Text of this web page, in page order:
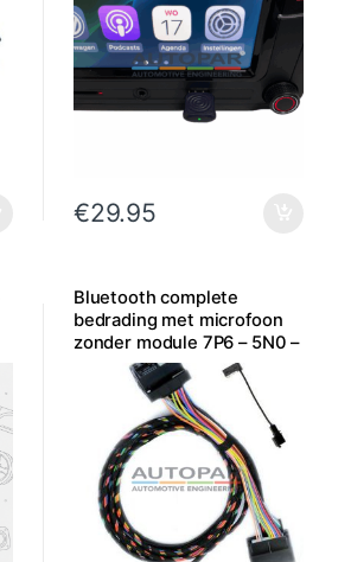
€29.95
Bluetooth complete
bedrading met microfoon
zonder module 7P6 – 5N0 –
3C8 – 5K0 – 1Z0 – 5J0